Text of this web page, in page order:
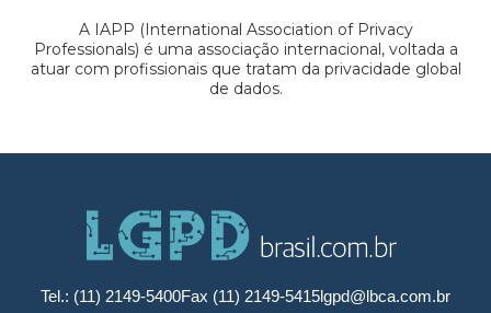
A IAPP (International Association of Privacy
Professionals) é uma associação internacional, voltada a
atuar com profissionais que tratam da privacidade global
de dados.
Tel.: (11) 2149-5400Fax (11) 2149-5415lgpd@lbca.com.br